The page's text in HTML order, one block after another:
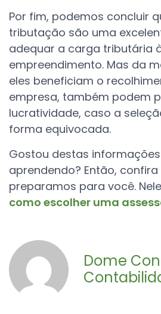
Por fim, podemos concluir
tributação são uma
adequar a carga tributária
empreendimento. Mas da
eles beneficiam o
empresa, também podem
lucratividade, caso a
forma equivocada.
Gostou destas
aprendendo? Então,
preparamos para você.
como escolher uma
Dome